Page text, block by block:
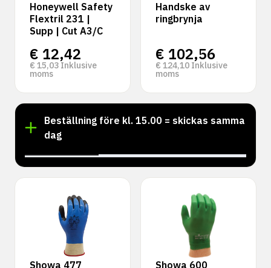
Honeywell Safety
Flextril 231 |
Supp | Cut A3/C
€ 12,42
€ 15,03 Inklusive
moms
Handske av
ringbrynja
€ 102,56
€ 124,10 Inklusive
moms
Beställning före kl. 15.00 = skickas samma
dag
Showa 477 Showa 600